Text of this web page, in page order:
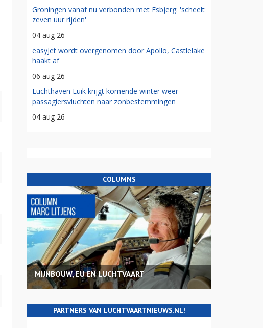
Groningen vanaf nu verbonden met Esbjerg: 'scheelt
zeven uur rijden'
04 aug 26
easyJet wordt overgenomen door Apollo, Castlelake
haakt af
06 aug 26
Luchthaven Luik krijgt komende winter weer
passagiersvluchten naar zonbestemmingen
04 aug 26
COLUMNS
MIJNBOUW, EU EN LUCHTVAART
PARTNERS VAN LUCHTVAARTNIEUWS.NL!